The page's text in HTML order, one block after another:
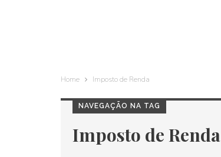
Home Imposto de Renda
NAVEGAÇÃO NA TAG
Imposto de Renda